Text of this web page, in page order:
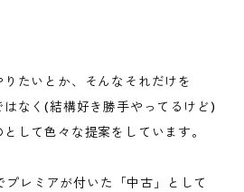
たいとか、そんなそれだけを
なく(結構好き勝手やってるけど)
して色々な提案をしています。
レミアが付いた「中古」として